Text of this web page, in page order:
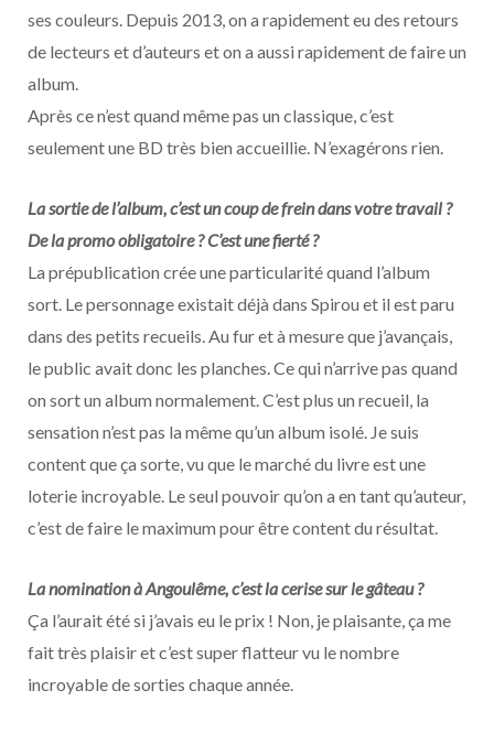
ses couleurs. Depuis 2013, on a rapidement eu des retours
de lecteurs et d’auteurs et on a aussi rapidement de faire un
album.
Après ce n’est quand même pas un classique, c’est
seulement une BD très bien accueillie. N’exagérons rien.
La sortie de l’album, c’est un coup de frein dans votre travail ?
De la promo obligatoire ? C’est une fierté ?
La prépublication crée une particularité quand l’album
sort. Le personnage existait déjà dans Spirou et il est paru
dans des petits recueils. Au fur et à mesure que j’avançais,
le public avait donc les planches. Ce qui n’arrive pas quand
on sort un album normalement. C’est plus un recueil, la
sensation n’est pas la même qu’un album isolé. Je suis
content que ça sorte, vu que le marché du livre est une
loterie incroyable. Le seul pouvoir qu’on a en tant qu’auteur,
c’est de faire le maximum pour être content du résultat.
La nomination à Angoulême, c’est la cerise sur le gâteau ?
Ça l’aurait été si j’avais eu le prix ! Non, je plaisante, ça me
fait très plaisir et c’est super flatteur vu le nombre
incroyable de sorties chaque année.